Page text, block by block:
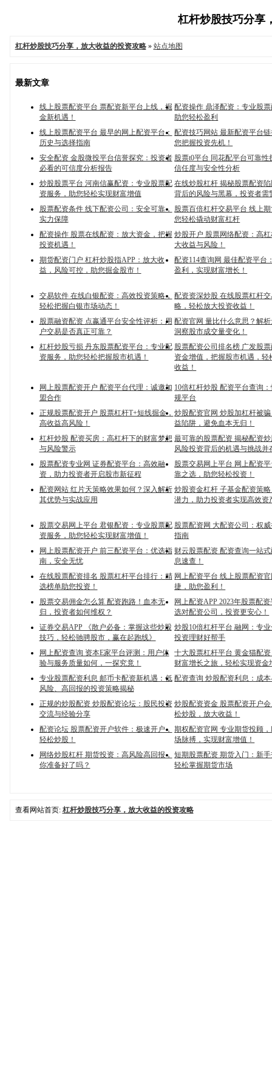
杠杆炒股技巧分享
杠杆炒股技巧分享，放大收益的投资攻略» 站点地图
最新文章
线上股票配资平台 票配资新平台上线，掘
金新机遇！
配资操作 鼎泽配资：专业股
助您轻松盈利
线上股票配资平台 最早的网上配资平台：
历史与选择指南
配资技巧网站 最新配资平台
您把握投资先机！
安全配资 金股微投平台信誉探究：投资者
必看的可信度分析报告
股票t0平台 同花配平台可靠性
信任度与安全性分析
炒股股票平台 河南信赢配资：专业股票配
资服务，助您轻松实现财富增值
在线炒股杠杆 揭秘股票配资
背后的风险与黑幕，投资者需
股票配资条件 线下配资公司：安全可靠，
实力保障
股票百倍杠杆交易平台 线上
您轻松撬动财富杠杆
配资操作 股票在线配资：放大资金，把握
投资机遇！
炒股开户 股票网络配资：高
大收益与风险！
期货配资门户 杠杆炒股指APP：放大收
益，风险可控，助您掘金股市！
配资114查询网 最佳配资平台
盈利，实现财富增长！
交易软件 在线白银配资：高效投资策略，
轻松把握白银市场动态！
配资资深炒股 在线股票杠杆
略，轻松放大投资收益！
股票融资配资 点嬴通平台安全性评析：用
户交易是否真正可靠？
配资官网 量比什么意思？解
洞察股市成交量变化！
杠杆炒股亏损 丹东股票配资平台：专业配
资服务，助您轻松把握股市机遇！
股票配资公司排名榜 广发股
资金增值，把握股市机遇，轻
收益！
网上股票配资开户 配资平台代理：诚邀加
盟合作
10倍杠杆炒股 配资平台查询
规平台
正规股票配资开户 股票杠杆T+短线掘金，
高收益高风险！
炒股配资官网 炒股加杠杆被
益陷阱，避免血本无归！
杠杆炒股 配资买房：高杠杆下的财富梦想
与风险警示
最可靠的股票配资 揭秘配资
风险投资背后的机遇与挑战并
股票配资专业网 证券配资平台：高效融
资，助力投资者开启股市新征程
股票交易网上平台 网上配资
靠之选，助您轻松投资！
配资网站 红片天策略效果如何？深入解析
其优势与实战应用
炒股资金杠杆 子基金配资策
潜力，助力投资者实现高效资
股票交易网上平台 君银配资：专业股票配
资服务，助您轻松实现财富增值！
股票配资网 大配资公司：权
指南
网上股票配资开户 前三配资平台：优选指
南，安全无忧
财云股票配资 配资查询一站
息速查！
在线股票配资排名 股票杠杆平台排行：精
选榜单助您投资！
网上配资平台 线上股票配资
捷，助您盈利！
股票交易佣金怎么算 配资跑路！血本无
归，投资者如何维权？
网上配资APP 2023年股票配
选对配资公司，投资更安心！
证券交易APP 《散户必备：掌握这些炒股
技巧，轻松驰骋股市，赢在起跑线》
炒股10倍杠杆平台 融网：专
投资理财好帮手
网上配资查询 资本E家平台评测：用户体
验与服务质量如何，一探究竟！
十大股票杠杆平台 黄金猫配
财富增长之旅，轻松实现资金
专业股票配资利息 邮币卡配资新机遇：低
风险、高回报的投资策略揭秘
配资查询 炒股配资利息：成
正规的炒股配资 炒股配资论坛：股民投资
交流与经验分享
炒股配资资金 股票配资开户
松炒股，放大收益！
配资论坛 股票配资开户软件：极速开户，
轻松炒股！
期权配资官网 专业期货投顾
场脉搏，实现财富增值！
网络炒股杠杆 期货投资：高风险高回报，
你准备好了吗？
短期股票配资 期货入门：新
轻松掌握期货市场
查看网站首页: 杠杆炒股技巧分享，放大收益的投资攻略